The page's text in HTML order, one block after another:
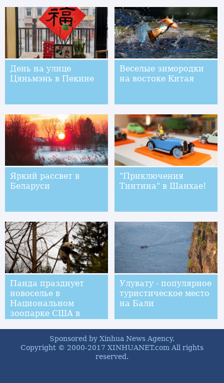
День на улице
Цяньмэнь в Пекине
Веселые зимородки
на востоке Китая
Яркий рассвет в
Беларуси
"Приключения
Тинтина" в Шанхае!
Панда празднует
новоселье в
Национальном
зоопарке США в
Улувату - популярное
туристическое место
на Бали
Sponsored by Xinhua News Agency.
Copyright © 2000-2017 XINHUANET.com All rights
reserved.